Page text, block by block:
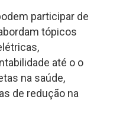
participar de
tópicos
até o o
na saúde,
de redução na